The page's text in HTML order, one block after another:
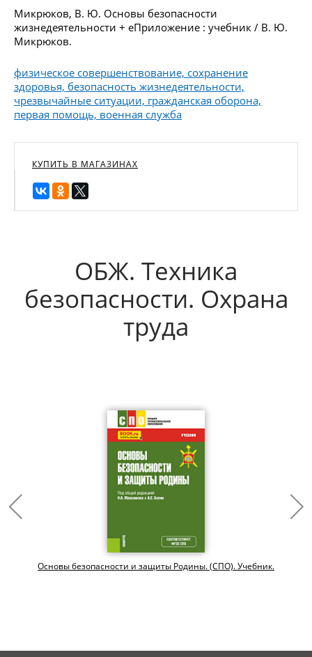
Микрюков, В. Ю. Основы безопасности
жизнедеятельности + еПриложение : учебник / В. Ю.
Микрюков.
физическое совершенствование, сохранение
здоровья, безопасность жизнедеятельности,
чрезвычайные ситуации, гражданская оборона,
первая помощь, военная служба
КУПИТЬ В МАГАЗИНАХ
ОБЖ. Техника
безопасности. Охрана
труда
Основы безопасности и защиты Родины. (СПО). Учебник.